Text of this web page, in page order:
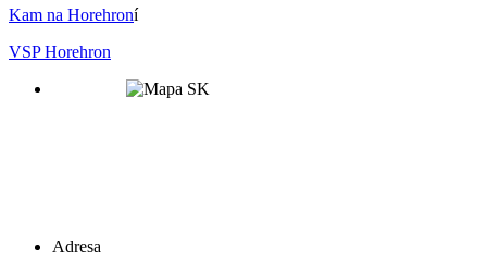
Kam na Horehroní
VSP Horehron
Adresa